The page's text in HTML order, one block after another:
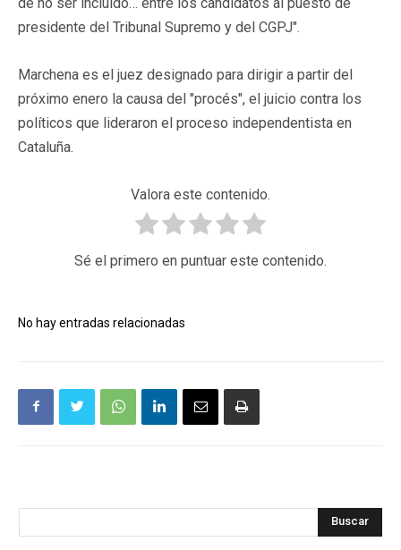
presidente del Tribunal Supremo y del CGPJ".
Marchena es el juez designado para dirigir a partir del
próximo enero la causa del "procés", el juicio contra los
políticos que lideraron el proceso independentista en
Cataluña.
Valora este contenido.
Sé el primero en puntuar este contenido.
No hay entradas relacionadas
Buscar